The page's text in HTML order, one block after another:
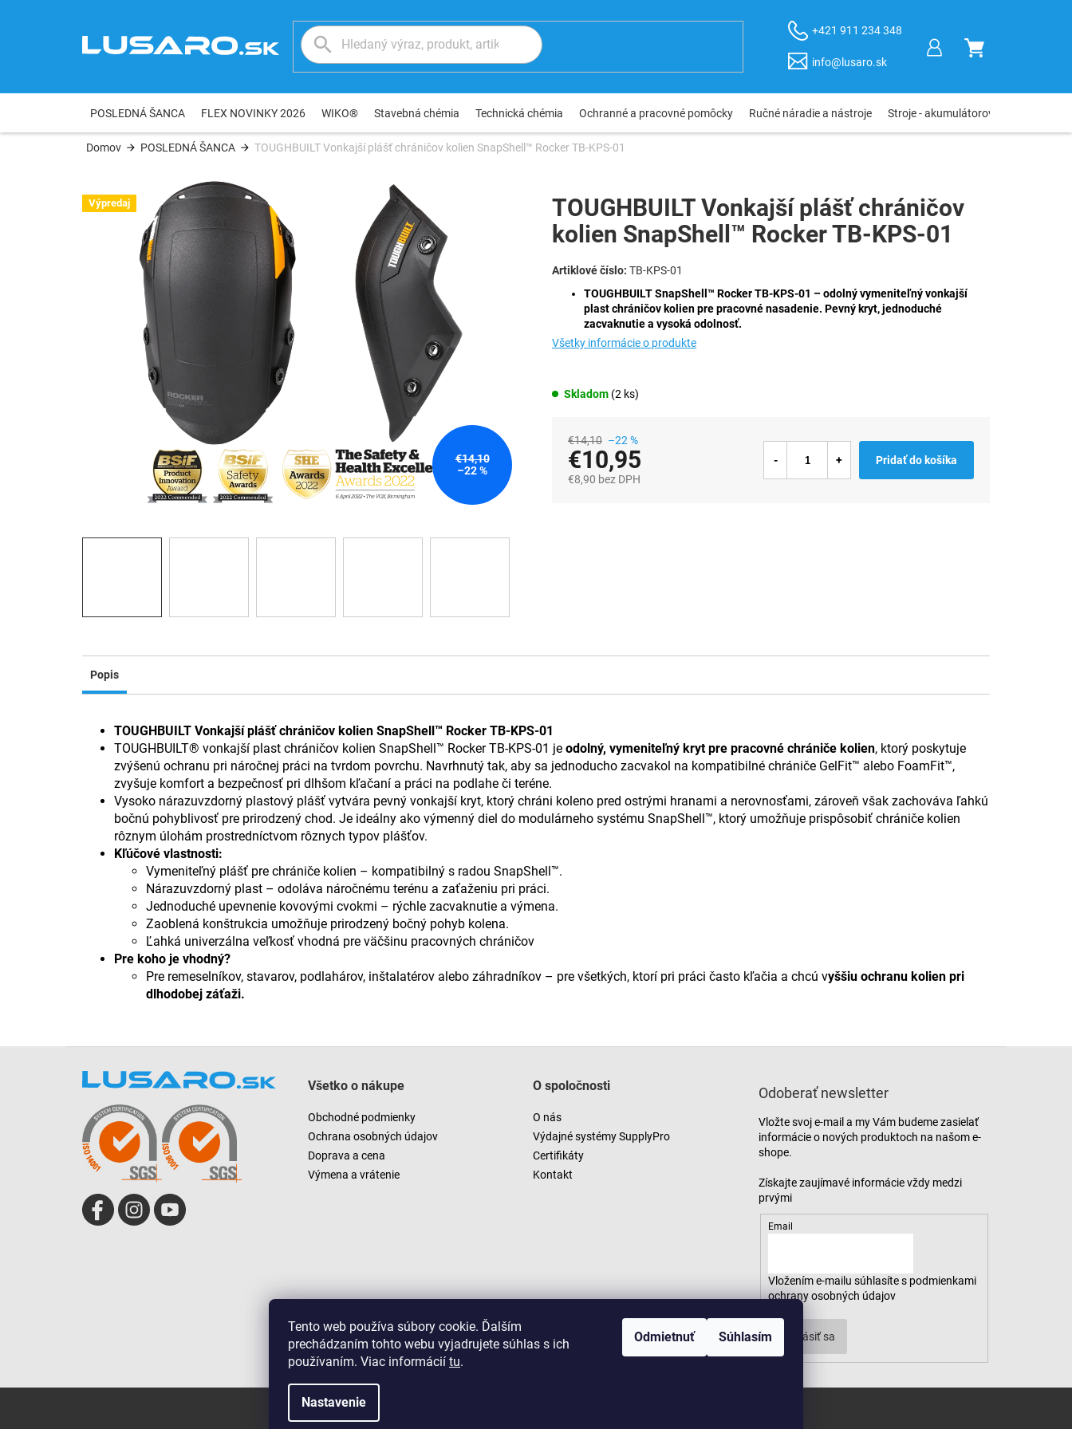
Tento web používa súbory cookie. Ďalším
prechádzaním tohto webu vyjadrujete súhlas s ich
používaním. Viac informácií tu.
Nastavenie
Odmietnuť Súhlasím
+421 911 234 348
info@lusaro.sk
NÁKUPNÝ
POSLEDNÁ ŠANCA FLEX NOVINKY 2026 WIKO® Stavebná chémia Technická chémia Ochranné a pracovné pomôcky Ručné náradie a nástroje Stroje - akumulátorové, elektro,
Domov POSLEDNÁ ŠANCA TOUGHBUILT Vonkajší plášť chráničov kolien SnapShell™ Rocker TB-KPS-01
€14,10
–22 %
Výpredaj
Skladom (2 ks)
TOUGHBUILT SnapShell™ Rocker TB-KPS-01 – odolný vymeniteľný vonkajší
plast chráničov kolien pre pracovné nasadenie. Pevný kryt, jednoduché
zacvaknutie a vysoká odolnosť.
Všetky informácie o produkte
TOUGHBUILT Vonkajší plášť chráničov
kolien SnapShell™ Rocker TB-KPS-01
TB-KPS-01
€14,10 –22 %
€10,95
€8,90 bez DPH
Pridať do košíka
Popis
TOUGHBUILT Vonkajší plášť chráničov kolien SnapShell™ Rocker TB-KPS-01
TOUGHBUILT® vonkajší plast chráničov kolien SnapShell™ Rocker TB-KPS-01 je odolný, vymeniteľný kryt pre pracovné chrániče kolien, ktorý poskytuje
zvýšenú ochranu pri náročnej práci na tvrdom povrchu. Navrhnutý tak, aby sa jednoducho zacvakol na kompatibilné chrániče GelFit™ alebo FoamFit™,
zvyšuje komfort a bezpečnosť pri dlhšom kľačaní a práci na podlahe či teréne.
Vysoko nárazuvzdorný plastový plášť vytvára pevný vonkajší kryt, ktorý chráni koleno pred ostrými hranami a nerovnosťami, zároveň však zachováva ľahkú
bočnú pohyblivosť pre prirodzený chod. Je ideálny ako výmenný diel do modulárneho systému SnapShell™, ktorý umožňuje prispôsobiť chrániče kolien
rôznym úlohám prostredníctvom rôznych typov plášťov.
Kľúčové vlastnosti:
Vymeniteľný plášť pre chrániče kolien – kompatibilný s radou SnapShell™.
Nárazuvzdorný plast – odoláva náročnému terénu a zaťaženiu pri práci.
Jednoduché upevnenie kovovými cvokmi – rýchle zacvaknutie a výmena.
Zaoblená konštrukcia umožňuje prirodzený bočný pohyb kolena.
Ľahká univerzálna veľkosť vhodná pre väčšinu pracovných chráničov
Pre koho je vhodný?
Pre remeselníkov, stavarov, podlahárov, inštalatérov alebo záhradníkov – pre všetkých, ktorí pri práci často kľačia a chcú vyššiu ochranu kolien pri
dlhodobej záťaži.
Všetko o nákupe
Obchodné podmienky
Ochrana osobných údajov
Doprava a cena
Výmena a vrátenie
O spoločnosti
O nás
Výdajné systémy SupplyPro
Certifikáty
Kontakt
Odoberať newsletter
Vložte svoj e-mail a my Vám budeme zasielať
informácie o nových produktoch na našom e-
shope.
Email
Vložením e-mailu súhlasíte s podmienkami
ochrany osobných údajov
Prihlásiť sa